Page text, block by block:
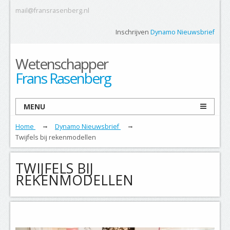
mail@fransrasenberg.nl
Inschrijven Dynamo Nieuwsbrief
Wetenschapper
Frans Rasenberg
MENU
Home
Dynamo Nieuwsbrief
Twijfels bij rekenmodellen
TWIJFELS BIJ
REKENMODELLEN